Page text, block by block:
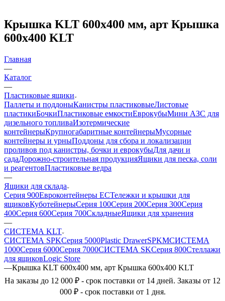
Крышка KLT 600х400 мм, арт Крышка
600х400 KLT
Главная
—
Каталог
—
Пластиковые ящики
Паллеты и поддоныКанистры пластиковыеЛистовые
пластикиБочкиПластиковые емкостиЕврокубыМини АЗС для
дизельного топливаИзотермические
контейнерыКрупногабаритные контейнерыМусорные
контейнеры и урныПоддоны для сбора и локализации
проливов под канистры, бочки и еврокубыДля дачи и
садаДорожно-строительная продукцияЯщики для песка, соли
и реагентовПластиковые ведра
—
Ящики для склада
Серия 900Евроконтейнеры ЕСТележки и крышки для
ящиковКуботейнерыСерия 100Серия 200Серия 300Серия
400Серия 600Серия 700СкладныеЯщики для хранения
—
СИСТЕМА KLT
СИСТЕМА SPKСерия 5000Plastic DrawerSPKMСИСТЕМА
1000Серия 6000Серия 7000СИСТЕМА SKСерия 800Стеллажи
для ящиковLogic Store
—Крышка KLT 600х400 мм, арт Крышка 600х400 KLT
На заказы до 12 000 ₽ - срок поставки от 14 дней. Заказы от 12
000 ₽ - срок поставки от 1 дня.